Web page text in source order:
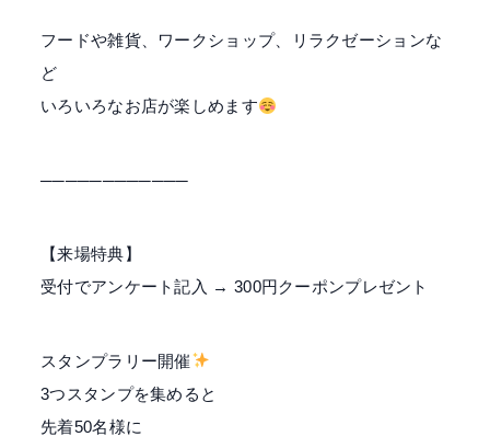
フードや雑貨、ワークショップ、リラクゼーションな
ど
いろいろなお店が楽しめます
────────────
【来場特典】
受付でアンケート記入 → 300円クーポンプレゼント
スタンプラリー開催
3つスタンプを集めると
先着50名様に